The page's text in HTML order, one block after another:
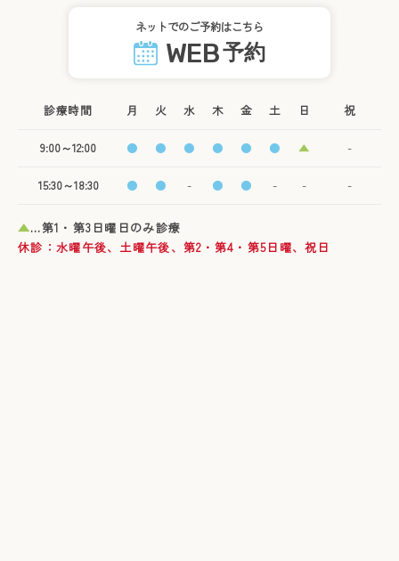
ネットでのご予約はこちら
WEB予約
診療時間 月 火 水 木 金 土 日 祝
9:00～12:00 ● ● ● ● ● ● ▲ -
15:30～18:30 ● ● - ● ● - - -
▲…第1・第3日曜日のみ診療
休診：水曜午後、土曜午後、第2・第4・第5日曜、祝日